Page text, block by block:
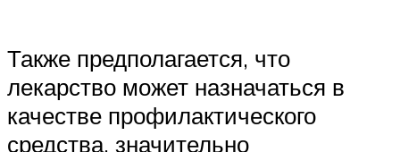
Также предполагается, что
лекарство может назначаться в
качестве профилактического
средства, значительно